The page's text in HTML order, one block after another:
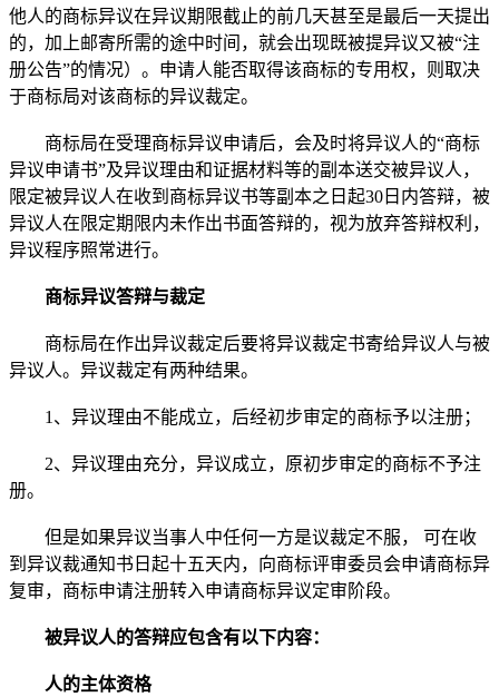
他人的商标异议在异议期限截止的前几天甚至是最后一天提出
的，加上邮寄所需的途中时间，就会出现既被提异议又被“注
册公告”的情况）。申请人能否取得该商标的专用权，则取决
于商标局对该商标的异议裁定。
商标局在受理商标异议申请后，会及时将异议人的“商标
异议申请书”及异议理由和证据材料等的副本送交被异议人，
限定被异议人在收到商标异议书等副本之日起30日内答辩，被
异议人在限定期限内未作出书面答辩的，视为放弃答辩权利，
异议程序照常进行。
商标异议答辩与裁定
商标局在作出异议裁定后要将异议裁定书寄给异议人与被
异议人。异议裁定有两种结果。
1、异议理由不能成立，后经初步审定的商标予以注册；
2、异议理由充分，异议成立，原初步审定的商标不予注
册。
但是如果异议当事人中任何一方是议裁定不服， 可在收
到异议裁通知书日起十五天内，向商标评审委员会申请商标异
复审，商标申请注册转入申请商标异议定审阶段。
被异议人的答辩应包含有以下内容：
人的主体资格